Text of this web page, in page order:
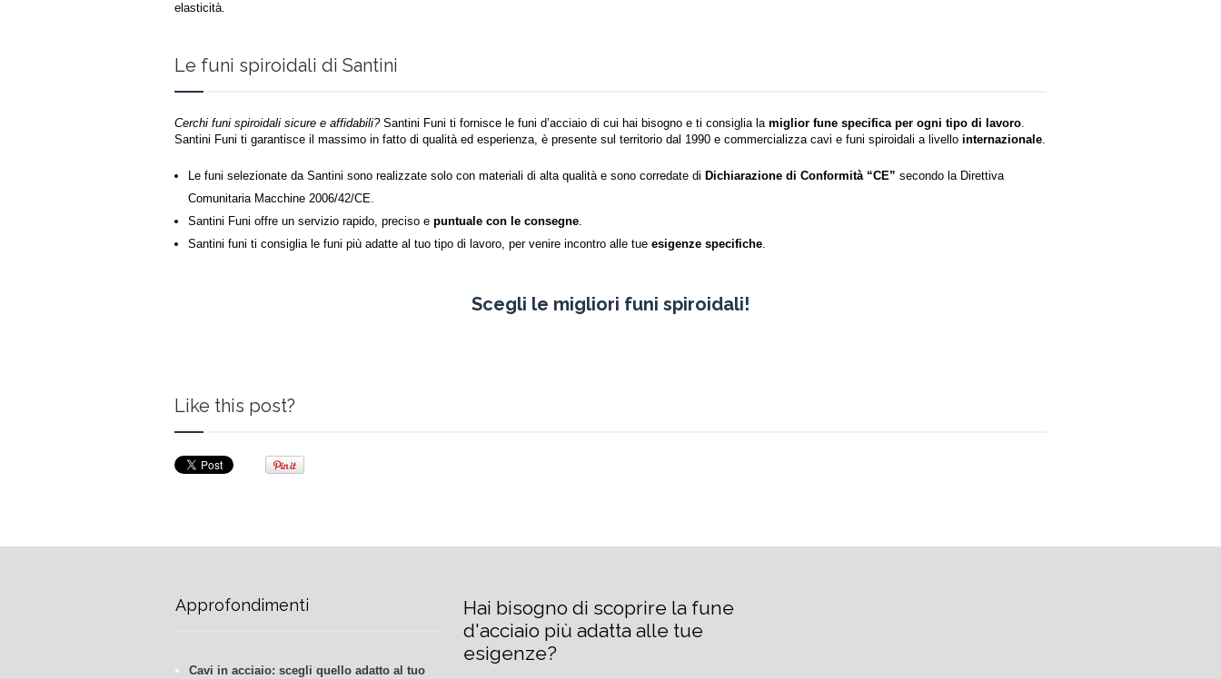
elasticità.
Le funi spiroidali di Santini
Cerchi funi spiroidali sicure e affidabili?Santini Funi ti fornisce le funi d’acciaio di cui hai bisogno e ti consiglia la miglior fune specifica per ogni tipo di lavoro.
Santini Funi ti garantisce il massimo in fatto di qualità ed esperienza, è presente sul territorio dal 1990 e commercializza cavi e funi spiroidali a livello internazionale.
Le funi selezionate da Santini sono realizzate solo con materiali di alta qualità e sono corredate di Dichiarazione di Conformità “CE” secondo la Direttiva
Comunitaria Macchine 2006/42/CE.
Santini Funi offre un servizio rapido, preciso e puntuale con le consegne.
Santini funi ti consiglia le funi più adatte al tuo tipo di lavoro, per venire incontro alle tue esigenze specifiche.
Scegli le migliori funi spiroidali!
Like this post?
Approfondimenti
Cavi in acciaio: scegli quello adatto al tuo
Hai bisogno di scoprire la fune
d'acciaio più adatta alle tue
esigenze?